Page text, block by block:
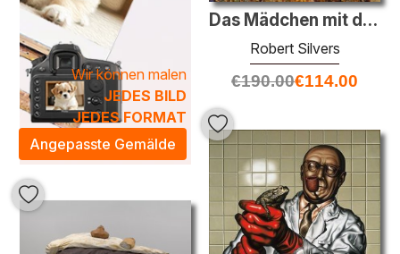
Pop-Art und verwandeln Sie Ihr Zuhause in eine Galerie
zeitgenössischer Kreativität.
Wir können malen
JEDES BILD
JEDES FORMAT
Angepasste Gemälde
Das Mädchen mit dem Perlenohrring
Robert Silvers
€190.00€114.00